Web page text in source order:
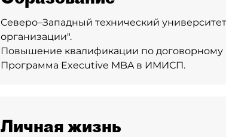
Северо–Западный технический
организации".
Повышение квалификации по договорному
Программа Executive MBA в ИМИСП.
Личная жизнь